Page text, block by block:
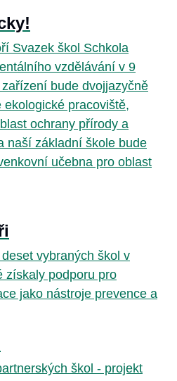
Svazek škol Schkola
vzdělávání v 9
bude dvojjazyčně
pracoviště,
ochrany přírody a
naší základní škole bude
učebna pro oblast
vybraných škol v
získaly podporu pro
jako nástroje prevence a
škol - projekt